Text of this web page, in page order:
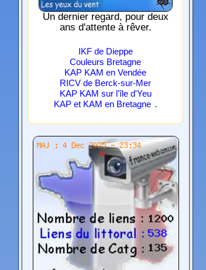
Un dernier regard, pour deux
ans d'attente à rêver.
IKF de Dieppe
Couleurs Bretagne
KAP KAM en Vendée
RICV de Berck-sur-Mer
KAP KAM sur l'île d'Yeu
KAP et KAM en Bretagne .